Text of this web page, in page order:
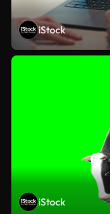
iStock
iStock